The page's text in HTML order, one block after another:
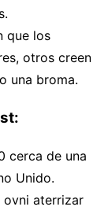
que los
otros creen
una broma.
cerca de una
Unido.
ovni aterrizar